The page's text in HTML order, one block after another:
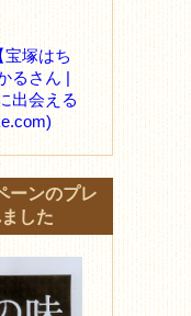
宝塚はち
るさん |
出会える
ーンのプレ
した